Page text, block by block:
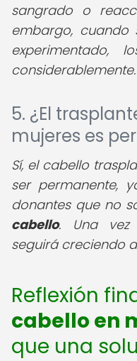
sangrado o
embargo, cuando
experimentado,
considerablemente.
5. ¿El
mujeres es
Sí, el cabello
ser permanente,
donantes que no
cabello. Una vez
seguirá creciendo
Reflexión
cabello en
que una